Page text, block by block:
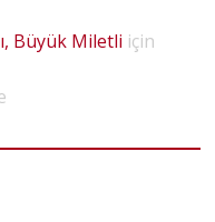
Büyük Miletli için